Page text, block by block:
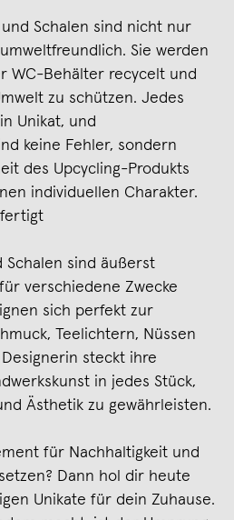
Schalen sind nicht nur
Sie werden
WC-Behälter recycelt und
zu schützen. Jedes
Unikat, und
keine Fehler, sondern
des Upcycling-Produkts
individuellen Charakter.
Schalen sind äußerst
verschiedene Zwecke
sich perfekt zur
Teelichtern, Nüssen
steckt ihre
in jedes Stück,
Ästhetik zu gewährleisten.
für Nachhaltigkeit und
Dann hol dir heute
Unikate für dein Zuhause.